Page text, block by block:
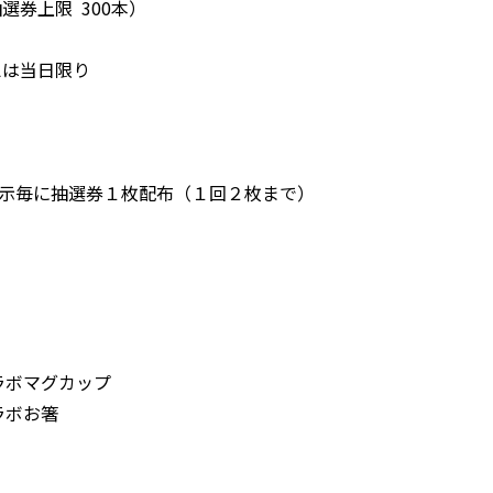
券上限 300本）
日限り
に抽選券１枚配布（１回２枚まで）
マグカップ
お箸